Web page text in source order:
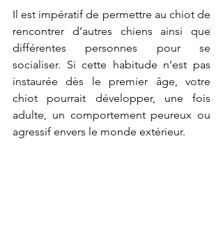
Il est impératif de permettre au chiot de
rencontrer d’autres chiens ainsi que
différentes personnes pour se
socialiser. Si cette habitude n’est pas
instaurée dès le premier âge, votre
chiot pourrait développer, une fois
agressif envers le monde extérieur.